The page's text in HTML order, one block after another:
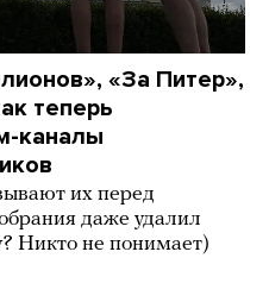
«За Питер»,
теперь
каналы
их перед
даже удалил
Никто не понимает)